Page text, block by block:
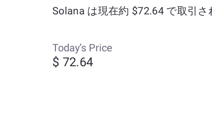
Solana は現在約 $72.64 で取引さ
Today’s Price
$ 72.64